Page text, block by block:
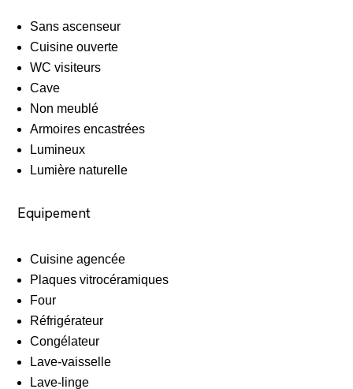
Sans ascenseur
Cuisine ouverte
WC visiteurs
Cave
Non meublé
Armoires encastrées
Lumineux
Lumière naturelle
Equipement
Cuisine agencée
Plaques vitrocéramiques
Four
Réfrigérateur
Congélateur
Lave-vaisselle
Lave-linge